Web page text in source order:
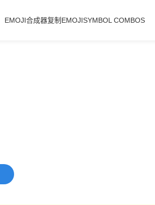
EMOJI合成器复制EMOJISYMBOL COMBOS